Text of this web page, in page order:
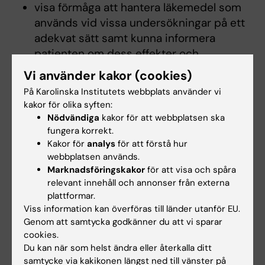
visa förmåga att hantera läkemedel som
används vid vissa undersökningar på ett
adekvat sätt samt kunna informera
patienten om dess effekter och
biverkningar.
För biomedicinsk analytikerprogrammet
inriktning fysiologi skall studenten även:
visa förmåga att medverka till att all
bestrålning av patienten skall vara
optimerad med avseende på stråldoser,
samt att strålskyddsföreskrifter följs i
enlighet med relevanta författningar.
Värderingsförmåga och förhållningssätt
Studenten skall:
Vi använder kakor (cookies)
På Karolinska Institutets webbplats använder vi
kakor för olika syften:
Nödvändiga kakor för att webbplatsen ska
fungera korrekt.
Kakor för analys för att förstå hur
webbplatsen används.
Marknadsföringskakor för att visa och spåra
relevant innehåll och annonser från externa
plattformar.
Viss information kan överföras till länder utanför EU.
Genom att samtycka godkänner du att vi sparar
cookies.
Du kan när som helst ändra eller återkalla ditt
samtycke via kakikonen längst ned till vänster på